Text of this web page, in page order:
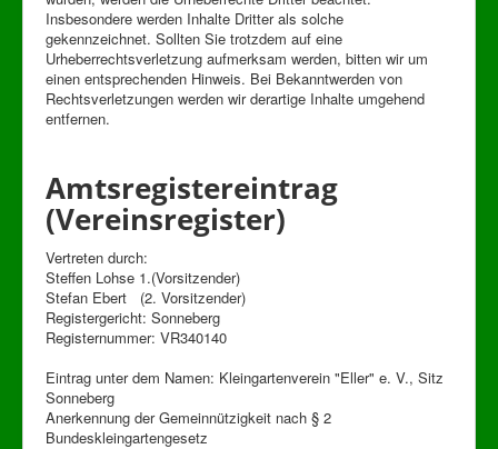
Insbesondere werden Inhalte Dritter als solche
gekennzeichnet. Sollten Sie trotzdem auf eine
Urheberrechtsverletzung aufmerksam werden, bitten wir um
einen entsprechenden Hinweis. Bei Bekanntwerden von
Rechtsverletzungen werden wir derartige Inhalte umgehend
entfernen.
Amtsregistereintrag
(Vereinsregister)
Vertreten durch:
Steffen Lohse 1.(Vorsitzender)
Stefan Ebert (2. Vorsitzender)
Registergericht: Sonneberg
Registernummer: VR340140
Eintrag unter dem Namen: Kleingartenverein "Eller" e. V., Sitz
Sonneberg
Anerkennung der Gemeinnützigkeit nach § 2
Bundeskleingartengesetz